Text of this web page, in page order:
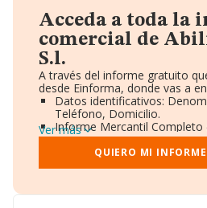
Acceda a toda la
comercial de
S.l.
A través del informe gratuito
desde Einforma, donde vas a
Datos identificativos:
Teléfono, Domicilio.
Informe Mercantil Completo
Gráficos de Evolución
Consejo de Administración y
Directivos y Ejecutivos.
Ver más
QUIERO MI